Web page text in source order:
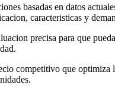
basadas en datos
caracteristicas y
precisa para que
competitivo que optimiza